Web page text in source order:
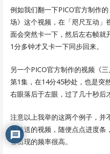
例如我们翻一下PICO官方制作
场》这个视频，在「咫尺互动
面会突然卡一下，然后左右帧就
1分多钟才又卡一下同步回来。
另一个PICO官方制作的视频《
第1集，在14分45秒处，也是突
右眼落后于左眼，过了几十秒后
注意以上我举的这两个例子，并
页推送的视频，随便点点进度条
它出现的频率很高。